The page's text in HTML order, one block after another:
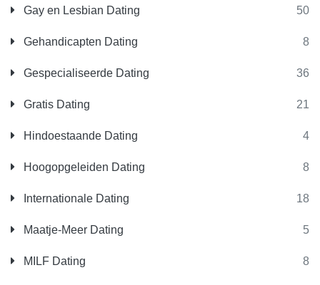
Gay en Lesbian Dating 50
Gehandicapten Dating 8
Gespecialiseerde Dating 36
Gratis Dating 21
Hindoestaande Dating 4
Hoogopgeleiden Dating 8
Internationale Dating 18
Maatje-Meer Dating 5
MILF Dating 8